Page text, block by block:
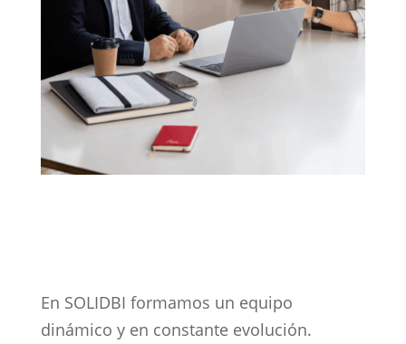
En SOLIDBI formamos un equipo
dinámico y en constante evolución.